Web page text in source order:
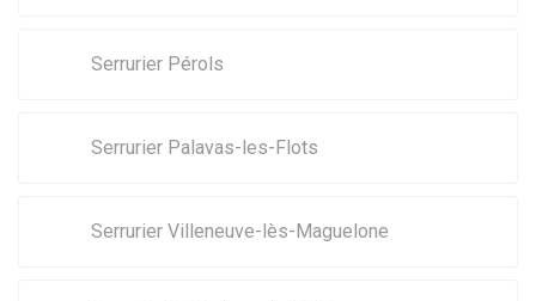
Serrurier Pérols
Serrurier Palavas-les-Flots
Serrurier Villeneuve-lès-Maguelone